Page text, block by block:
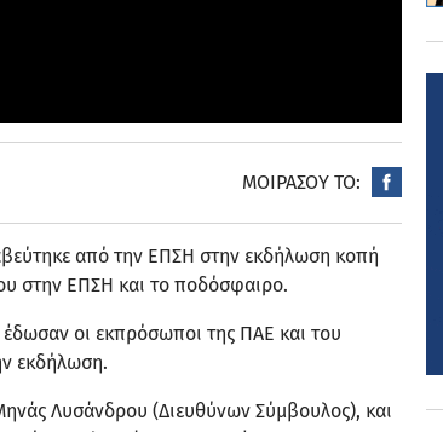
ΜΟΙΡΑΣΟΥ ΤΟ:
από την ΕΠΣΗ στην εκδήλωση κοπή
στην ΕΠΣΗ και το ποδόσφαιρο.
οι εκπρόσωποι της ΠΑΕ και του
εκδήλωση.
Λυσάνδρου (Διευθύνων Σύμβουλος), και